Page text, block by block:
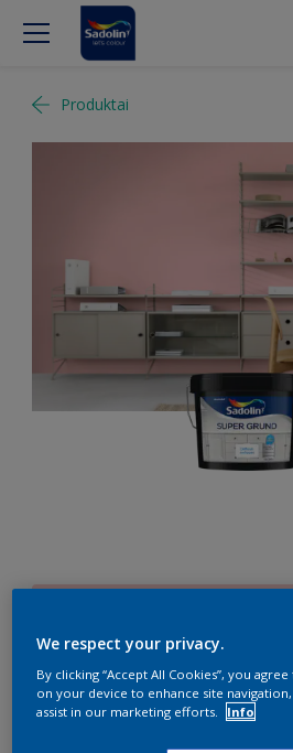
Produktai
Dydis
We respect your privacy.
By clicking “Accept All Cookies”, you
on your device to enhance site navigation,
assist in our marketing efforts.
Info